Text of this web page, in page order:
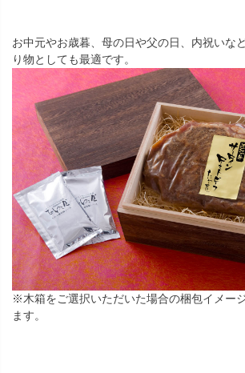
お中元やお歳暮、母の日や父の日、内祝いな
り物としても最適です。
※木箱をご選択いただいた場合の梱包イメー
ます。